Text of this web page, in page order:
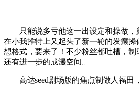
只能说多亏他这一出设定和操做，
在小我推特上又起头了新一轮的发癫
想格式，要来了！不少粉丝都吐槽，
还有进一步的成漫空间。
高达seed剧场版的焦点制做人福田